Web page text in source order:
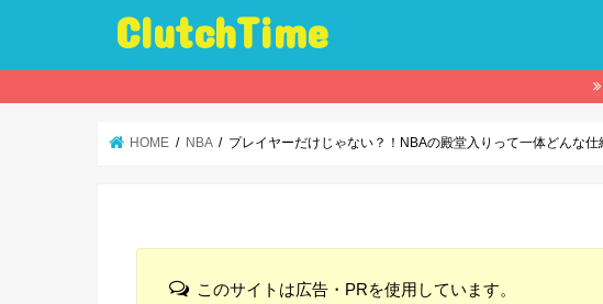
ClutchTime
HOME NBA プレイヤーだけじゃない？！NBAの殿堂入りって一体どんな仕
このサイトは広告・PRを使用しています。